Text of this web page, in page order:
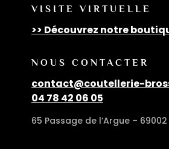
VISITE VIRTUELLE
>> Découvrez notre
NOUS CONTACTER
contact@coutellerie-
04 78 42 06 05
65 Passage de l’Argue – 69002